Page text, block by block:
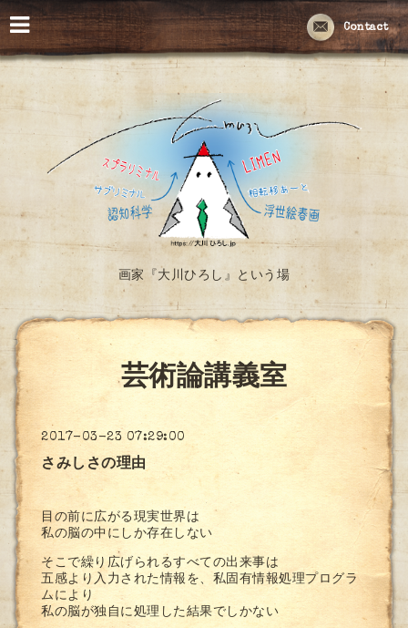
Contact
画家『大川ひろし』という場
芸術論講義室
2017-03-23 07:29:00
さみしさの理由
目の前に広がる現実世界は
私の脳の中にしか存在しない
そこで繰り広げられるすべての出来事は
五感より入力された情報を、私固有情報処理プログラ
ムにより
私の脳が独自に処理した結果でしかない